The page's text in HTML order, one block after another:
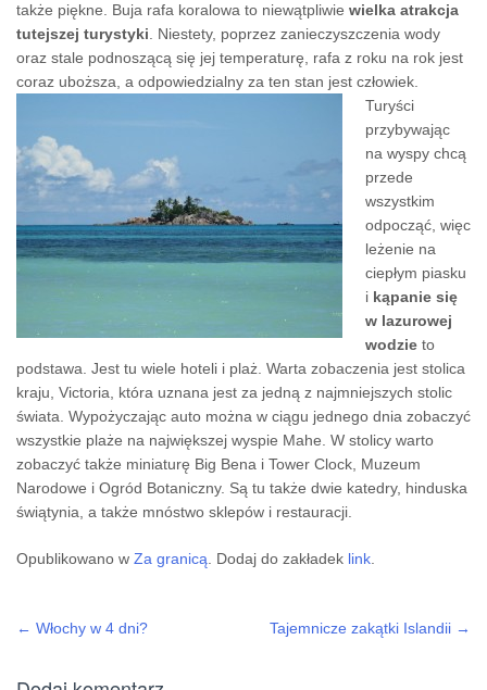
także piękne. Buja rafa koralowa to niewątpliwie wielka atrakcja
tutejszej turystyki . Niestety, poprzez zanieczyszczenia wody
oraz stale podnoszącą się jej temperaturę, rafa z roku na rok jest
coraz uboższa, a odpowiedzialny za ten stan jest człowiek.
Turyści
przybywając
na wyspy chcą
przede
wszystkim
odpocząć, więc
leżenie na
ciepłym piasku
i kąpanie się
w lazurowej
wodzie to
podstawa. Jest tu wiele hoteli i plaż. Warta zobaczenia jest stolica
kraju, Victoria, która uznana jest za jedną z najmniejszych stolic
świata. Wypożyczając auto można w ciągu jednego dnia zobaczyć
wszystkie plaże na największej wyspie Mahe. W stolicy warto
zobaczyć także miniaturę Big Bena i Tower Clock, Muzeum
Narodowe i Ogród Botaniczny. Są tu także dwie katedry, hinduska
świątynia, a także mnóstwo sklepów i restauracji.
Opublikowano w Za granicą . Dodaj do zakładek link
← Włochy w 4 dni? Tajemnicze zakątki Islandii →